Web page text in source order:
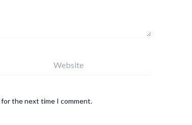
for the next time I comment.